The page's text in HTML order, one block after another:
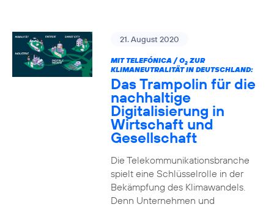
21. August 2020
MIT TELEFÓNICA / O2ZUR
KLIMANEUTRALITÄT IN DEUTSCHLAND:
Das Trampolin für die
nachhaltige
Digitalisierung in
Wirtschaft und
Gesellschaft
Die Telekommunikationsbranche
spielt eine Schlüsselrolle in der
Bekämpfung des Klimawandels.
Denn Unternehmen und